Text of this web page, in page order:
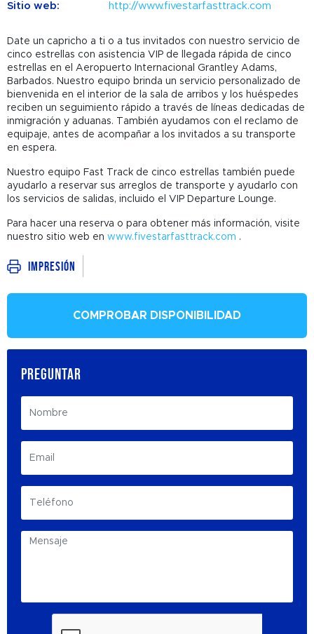
Sitio web: http://www.fivestarfasttrack.com
Date un capricho a ti o a tus invitados con nuestro servicio de
cinco estrellas con asistencia VIP de llegada rápida de cinco
estrellas en el Aeropuerto Internacional Grantley Adams,
Barbados. Nuestro equipo brinda un servicio personalizado de
bienvenida en el interior de la sala de arribos y los huéspedes
reciben un seguimiento rápido a través de líneas dedicadas de
inmigración y aduanas. También ayudamos con el reclamo de
equipaje, antes de acompañar a los invitados a su transporte
en espera.
Nuestro equipo Fast Track de cinco estrellas también puede
ayudarlo a reservar sus arreglos de transporte y ayudarlo con
los servicios de salidas, incluido el VIP Departure Lounge.
Para hacer una reserva o para obtener más información, visite
nuestro sitio web en www.fivestarfasttrack.com .
Impresión
COMPROBAR DISPONIBILIDAD
PREGUNTAR